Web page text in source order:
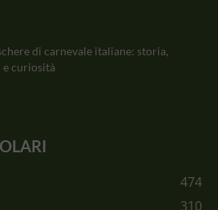
di carnevale italiane: storia,
curiosità
474
310